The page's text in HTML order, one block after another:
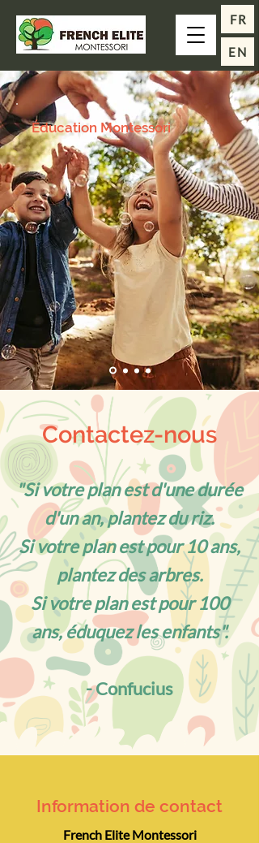
FR
EN
Éducation Montessori
Contactez-nous
"Si votre plan est d'une durée
d'un an, plantez du riz.
Si votre plan est pour 10 ans,
plantez des arbres.
Si votre plan est pour 100
ans, éduquez les enfants".
- Confucius
Information de contact
French Elite Montessori